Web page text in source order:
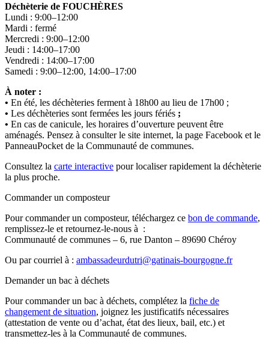
Déchèterie de FOUCHÈRES
Lundi : 9:00–12:00
Mardi : fermé
Mercredi : 9:00–12:00
Jeudi : 14:00–17:00
Vendredi : 14:00–17:00
Samedi : 9:00–12:00, 14:00–17:00
À noter :
• En été, les déchèteries ferment à 18h00 au lieu de 17h00 ;
• Les déchèteries sont fermées les jours fériés ;
• En cas de canicule, les horaires d’ouverture peuvent être
aménagés. Pensez à consulter le site internet, la page Facebook et le
PanneauPocket de la Communauté de communes.
Consultez la carte interactive pour localiser rapidement la déchèterie
la plus proche.
Commander un composteur
Pour commander un composteur, téléchargez ce bon de commande,
remplissez-le et retournez-le-nous à :
Communauté de communes – 6, rue Danton – 89690 Chéroy
Ou par courriel à : ambassadeurdutri@gatinais-bourgogne.fr
Demander un bac à déchets
Pour commander un bac à déchets, complétez la fiche de
changement de situation, joignez les justificatifs nécessaires
(attestation de vente ou d’achat, état des lieux, bail, etc.) et
transmettez-les à la Communauté de communes.